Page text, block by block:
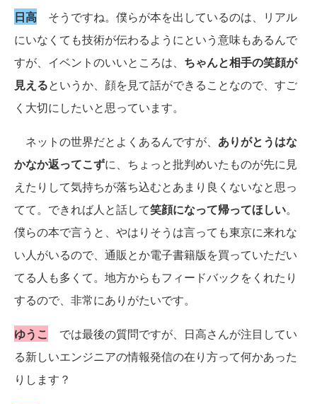
日高 そうですね。僕らが本を出しているのは、リアル
にいなくても技術が伝わるようにという意味もあるんで
すが、イベントのいいところは、 ちゃんと相手の笑顔が
見えるというか、顔を見て話ができることなので、すご
く大切にしたいと思っています。
ネットの世界だとよくあるんですが、 ありがとうはな
かなか返ってこずに、ちょっと批判めいたものが先に見
えたりして気持ちが落ち込むとあまり良くないなと思っ
てて。できれば人と話して笑顔になって帰ってほしい。
僕らの本で言うと、やはりそうは言っても東京に来れな
い人がいるので、通販とか電子書籍版を買っていただい
てる人も多くて。地方からもフィードバックをくれたり
するので、非常にありがたいです。
ゆうこ では最後の質問ですが、日高さんが注目してい
る新しいエンジニアの情報発信の在り方って何かあった
りします？